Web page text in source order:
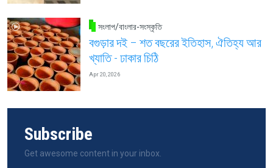
সংলাপ/বাংলার-সংস্কৃতি
বগুড়ার দই – শত বছরের ইতিহাস, ঐতিহ্য আর
খ্যাতি - ঢাকার চিঠি
Apr 20, 2026
Subscribe
Get awesome content in your inbox.